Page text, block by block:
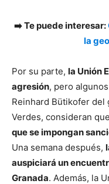
➡️ Te puede interesar:
la
Por su parte, la Unión
agresión, pero
Reinhard Bütikofer del
Verdes, consideran
que se impongan
Una semana después,
auspiciará un
Granada. Además, la